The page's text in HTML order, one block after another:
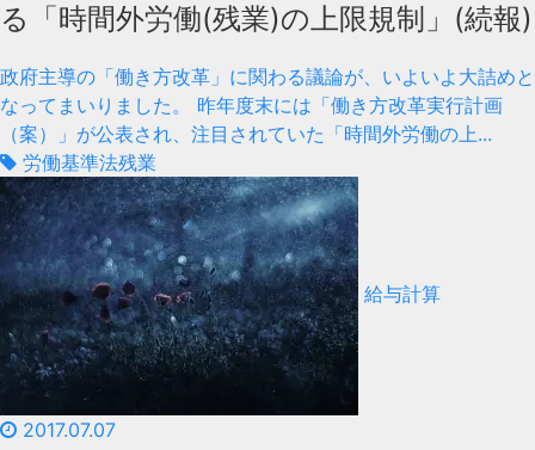
る「時間外労働(残業)の上限規制」(続報)
政府主導の「働き方改革」に関わる議論が、いよいよ大詰めと
なってまいりました。 昨年度末には「働き方改革実行計画
（案）」が公表され、注目されていた「時間外労働の上...
労働基準法残業
給与計算
2017.07.07